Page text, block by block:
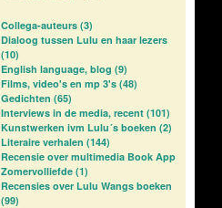
Collega-auteurs (3)
Dialoog tussen Lulu en haar lezers
(10)
English language, blog (9)
Films, video's en mp 3's (48)
Gedichten (65)
Interviews in de media, recent (101)
Kunstwerken ivm Lulu´s boeken (2)
Literaire verhalen (144)
Recensie over multimedia Book App
Zomervolliefde (1)
Recensies over Lulu Wangs boeken
(99)